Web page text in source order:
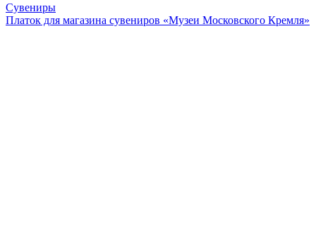
Сувениры
Платок для магазина сувениров «Музеи Московского Кремля»